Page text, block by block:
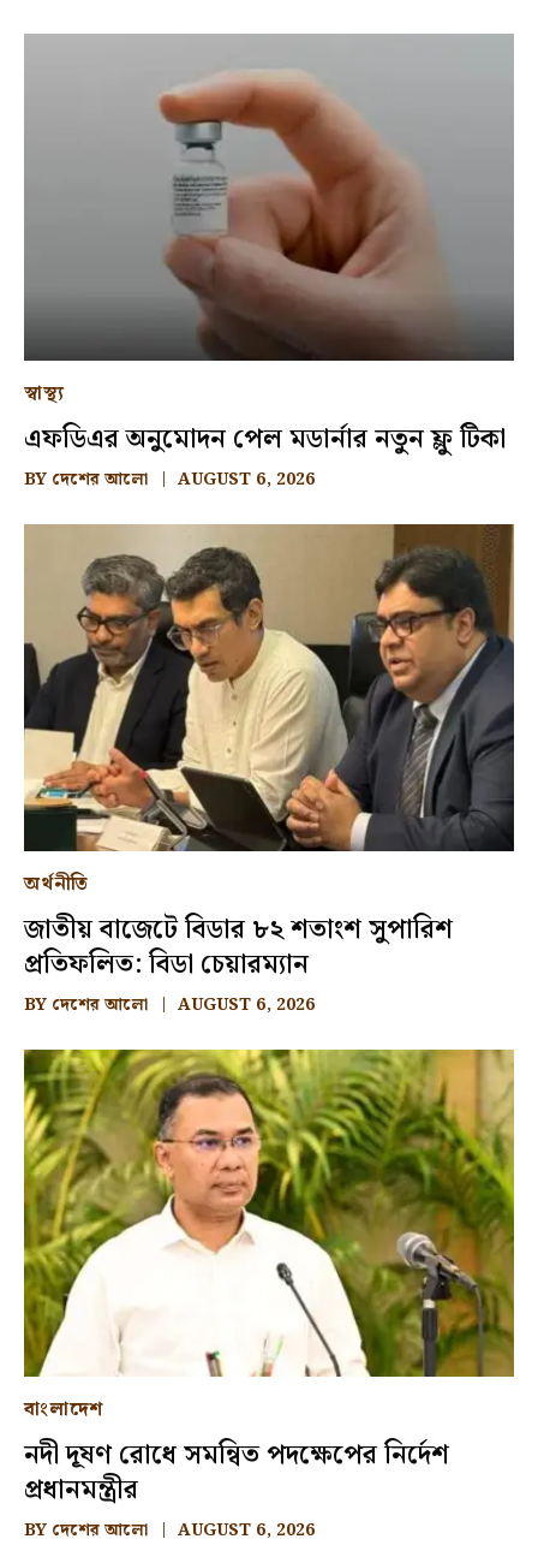
স্বাস্থ্য
এফডিএর অনুমোদন পেল মডার্নার নতুন ফ্লু টিকা
BY দেশের আলো AUGUST 6, 2026
অর্থনীতি
জাতীয় বাজেটে বিডার ৮২ শতাংশ সুপারিশ
প্রতিফলিত: বিডা চেয়ারম্যান
BY দেশের আলো AUGUST 6, 2026
বাংলাদেশ
নদী দূষণ রোধে সমন্বিত পদক্ষেপের নির্দেশ
প্রধানমন্ত্রীর
BY দেশের আলো AUGUST 6, 2026